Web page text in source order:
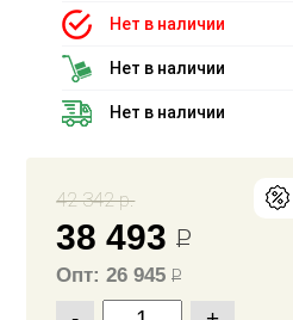
Нет в наличии
Нет в наличии
Нет в наличии
42 342 р.
38 493Р
Опт: 26 945Р